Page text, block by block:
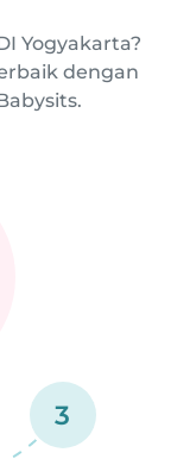
Yogyakarta?
dengan
3